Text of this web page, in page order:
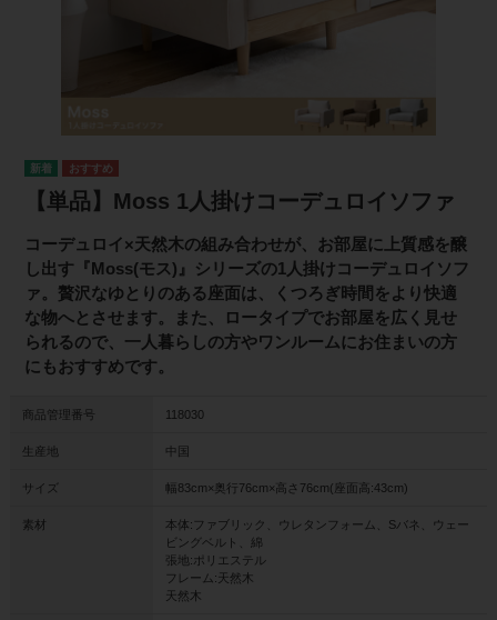
【単品】Moss 1人掛けコーデュロイソファ
コーデュロイ×天然木の組み合わせが、お部屋に上質感を醸
し出す『Moss(モス)』シリーズの1人掛けコーデュロイソフ
ァ。贅沢なゆとりのある座面は、くつろぎ時間をより快適
な物へとさせます。また、ロータイプでお部屋を広く見せ
られるので、一人暮らしの方やワンルームにお住まいの方
にもおすすめです。
商品管理番号 118030
生産地 中国
サイズ 幅83cm×奥行76cm×高さ76cm(座面高:43cm)
素材
本体:ファブリック、ウレタンフォーム、Sバネ、ウェー
ビングベルト、綿
張地:ポリエステル
フレーム:天然木
天然木